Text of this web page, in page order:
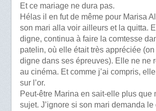
Et ce mariage ne dura pas.
Hélas il en fut de même pour Marisa
son mari alla voir ailleurs et la quitta.
digne, continua à faire la comtesse
patelin, où elle était très appréciée
digne dans ses épreuves). Elle ne ne
au cinéma. Et comme j’ai compris,
sur l’or.
Peut-être Marina en sait-elle plus que
sujet. J’ignore si son mari demanda